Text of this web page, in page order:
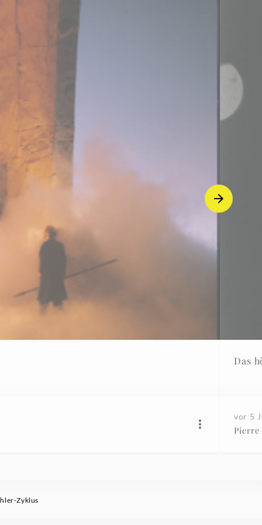
Das
vor 5
Pierre
Zyklus